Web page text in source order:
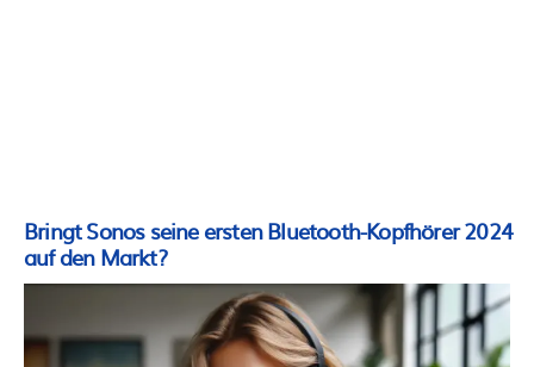
Bringt Sonos seine ersten Bluetooth-Kopfhörer 2024
auf den Markt?